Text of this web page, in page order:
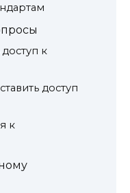
к
доступ
к